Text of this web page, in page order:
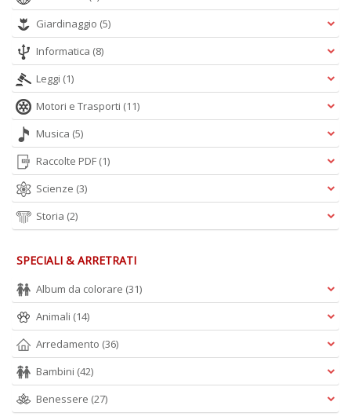
Giardinaggio (5)
Informatica (8)
Leggi (1)
Motori e Trasporti (11)
Musica (5)
Raccolte PDF (1)
Scienze (3)
Storia (2)
SPECIALI & ARRETRATI
Album da colorare (31)
Animali (14)
Arredamento (36)
Bambini (42)
Benessere (27)